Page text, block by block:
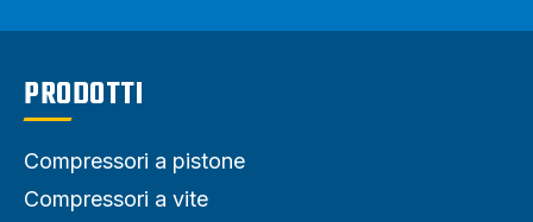
PRODOTTI
Compressori a pistone
Compressori a vite